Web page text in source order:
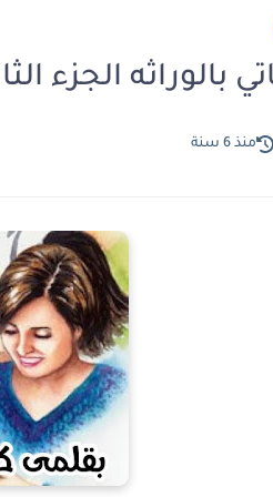
بالوراثه الجزء
منذ 6 سنة